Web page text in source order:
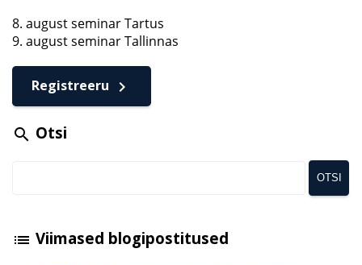
8. august seminar Tartus
9. august seminar Tallinnas
Registreeru keyboard_arrow_right
search Otsi
list Viimased blogipostitused